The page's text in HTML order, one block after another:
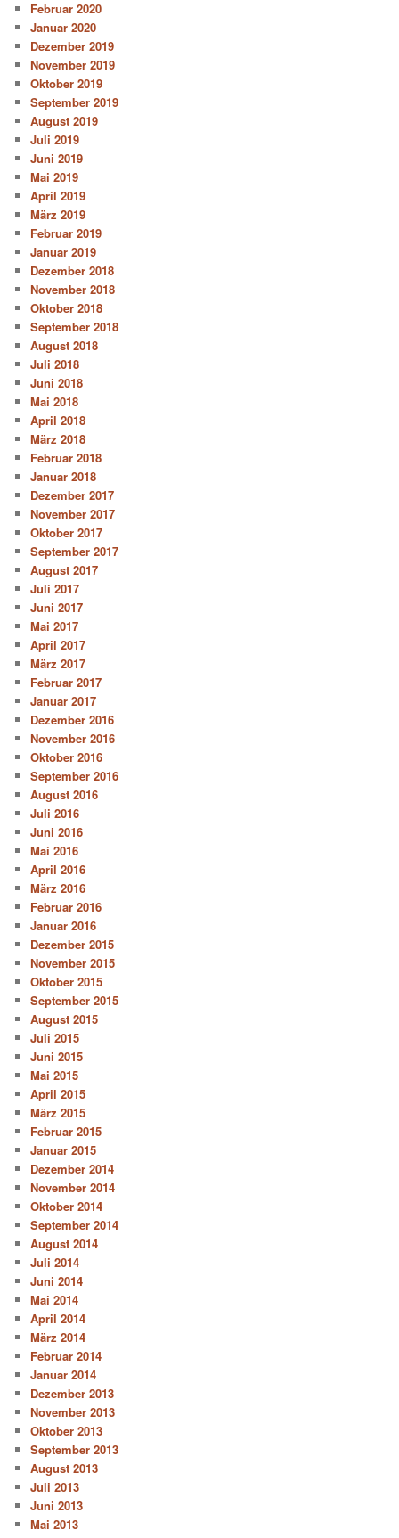
Februar 2020
Januar 2020
Dezember 2019
November 2019
Oktober 2019
September 2019
August 2019
Juli 2019
Juni 2019
Mai 2019
April 2019
März 2019
Februar 2019
Januar 2019
Dezember 2018
November 2018
Oktober 2018
September 2018
August 2018
Juli 2018
Juni 2018
Mai 2018
April 2018
März 2018
Februar 2018
Januar 2018
Dezember 2017
November 2017
Oktober 2017
September 2017
August 2017
Juli 2017
Juni 2017
Mai 2017
April 2017
März 2017
Februar 2017
Januar 2017
Dezember 2016
November 2016
Oktober 2016
September 2016
August 2016
Juli 2016
Juni 2016
Mai 2016
April 2016
März 2016
Februar 2016
Januar 2016
Dezember 2015
November 2015
Oktober 2015
September 2015
August 2015
Juli 2015
Juni 2015
Mai 2015
April 2015
März 2015
Februar 2015
Januar 2015
Dezember 2014
November 2014
Oktober 2014
September 2014
August 2014
Juli 2014
Juni 2014
Mai 2014
April 2014
März 2014
Februar 2014
Januar 2014
Dezember 2013
November 2013
Oktober 2013
September 2013
August 2013
Juli 2013
Juni 2013
Mai 2013